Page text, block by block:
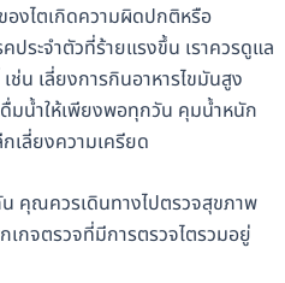
องไตเกิดความผิดปกติหรือ
ประจำตัวที่ร้ายแรงขึ้น เราควรดูแล
น เลี่ยงการกินอาหารไขมันสูง
มน้ำให้เพียงพอทุกวัน คุมน้ำหนัก
เลี่ยงความเครียด
คุณควรเดินทางไปตรวจสุขภาพ
เกจตรวจที่มีการตรวจไตรวมอยู่